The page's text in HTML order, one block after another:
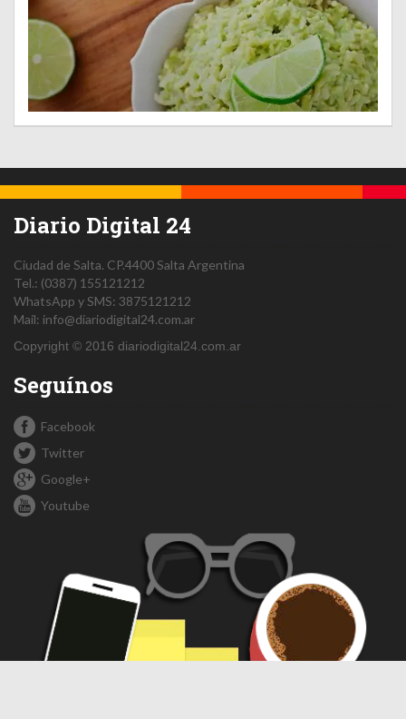
Diario Digital 24
Ciudad de Salta. CP.4400Salta Argentina
Tel.: (0387) 155121212
WhatsApp y SMS: 3875121212
Mail: info@diariodigital24.com.ar
Copyright © 2016 diariodigital24.com.ar
Seguínos
Facebook
Twitter
Google+
Youtube